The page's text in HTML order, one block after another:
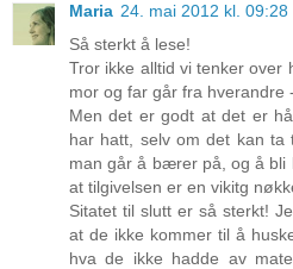
Maria 24. mai 2012 kl. 09:28
Så sterkt å lese!
Tror ikke alltid vi tenker over
mor og far går fra hverandre
Men det er godt at det er
har hatt, selv om det kan ta
man går å bærer på, og å bli
at tilgivelsen er en vikitg
Sitatet til slutt er så sterkt!
at de ikke kommer til å
hva de ikke hadde av